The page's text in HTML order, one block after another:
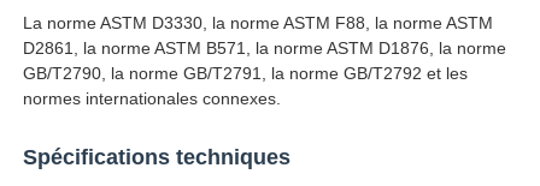
Équipement d'essai des emballages
Équipement d'essai des adhésifs
La norme ASTM D3330, la norme ASTM F88, la norme ASTM
D2861, la norme ASTM B571, la norme ASTM D1876, la norme
GB/T2790, la norme GB/T2791, la norme GB/T2792 et les
normes internationales connexes.
Spécifications techniques